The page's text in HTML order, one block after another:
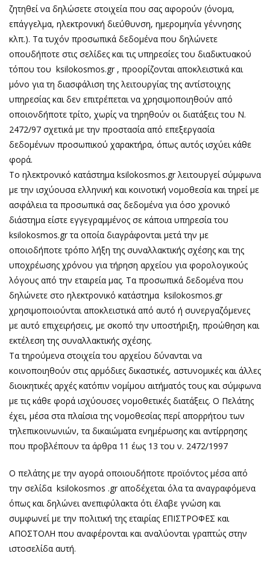
ζητηθεί να δηλώσετε στοιχεία που σας αφορούν (όνομα,
επάγγελμα, ηλεκτρονική διεύθυνση, ημερομηνία γέννησης
κλπ.). Τα τυχόν προσωπικά δεδομένα που δηλώνετε
οπουδήποτε στις σελίδες και τις υπηρεσίες του διαδικτυακού
τόπου του ksilokosmos.gr , προορίζονται αποκλειστικά και
μόνο για τη διασφάλιση της λειτουργίας της αντίστοιχης
υπηρεσίας και δεν επιτρέπεται να χρησιμοποιηθούν από
οποιονδήποτε τρίτο, χωρίς να τηρηθούν οι διατάξεις του Ν.
2472/97 σχετικά με την προστασία από επεξεργασία
δεδομένων προσωπικού χαρακτήρα, όπως αυτός ισχύει κάθε
φορά.
Το ηλεκτρονικό κατάστημα ksilokosmos.gr λειτουργεί σύμφωνα
με την ισχύουσα ελληνική και κοινοτική νομοθεσία και τηρεί με
ασφάλεια τα προσωπικά σας δεδομένα για όσο χρονικό
διάστημα είστε εγγεγραμμένος σε κάποια υπηρεσία του
ksilokosmos.gr τα οποία διαγράφονται μετά την με
οποιοδήποτε τρόπο λήξη της συναλλακτικής σχέσης και της
υποχρέωσης χρόνου για τήρηση αρχείου για φορολογικούς
λόγους από την εταιρεία μας. Τα προσωπικά δεδομένα που
δηλώνετε στο ηλεκτρονικό κατάστημα ksilokosmos.gr
χρησιμοποιούνται αποκλειστικά από αυτό ή συνεργαζόμενες
με αυτό επιχειρήσεις, με σκοπό την υποστήριξη, προώθηση και
εκτέλεση της συναλλακτικής σχέσης.
Τα τηρούμενα στοιχεία του αρχείου δύνανται να
κοινοποιηθούν στις αρμόδιες δικαστικές, αστυνομικές και άλλες
διοικητικές αρχές κατόπιν νομίμου αιτήματός τους και σύμφωνα
με τις κάθε φορά ισχύουσες νομοθετικές διατάξεις. Ο Πελάτης
έχει, μέσα στα πλαίσια της νομοθεσίας περί απορρήτου των
τηλεπικοινωνιών, τα δικαιώματα ενημέρωσης και αντίρρησης
που προβλέπουν τα άρθρα 11 έως 13 του ν. 2472/1997
Ο πελάτης με την αγορά οποιουδήποτε προϊόντος μέσα από
την σελίδα ksilokosmos .gr αποδέχεται όλα τα αναγραφόμενα
όπως και δηλώνει ανεπιφύλακτα ότι έλαβε γνώση και
συμφωνεί με την πολιτική της εταιρίας ΕΠΙΣΤΡΟΦΕΣ και
ΑΠΟΣΤΟΛΗ που αναφέρονται και αναλύονται γραπτώς στην
ιστοσελίδα αυτή.